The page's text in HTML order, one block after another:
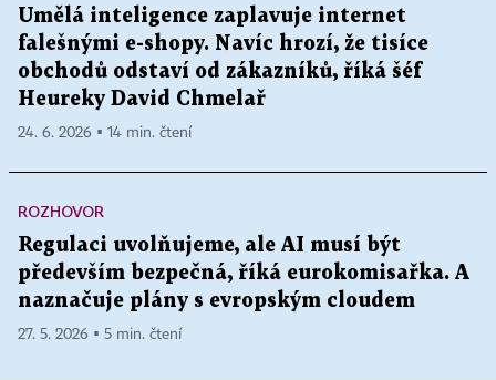
Umělá inteligence zaplavuje internet
falešnými e-shopy. Navíc hrozí, že tisíce
obchodů odstaví od zákazníků, říká šéf
Heureky David Chmelař
24. 6. 2026 ▪ 14 min. čtení
ROZHOVOR
Regulaci uvolňujeme, ale AI musí být
především bezpečná, říká eurokomisařka. A
naznačuje plány s evropským cloudem
27. 5. 2026 ▪ 5 min. čtení